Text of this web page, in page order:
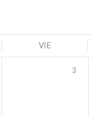
VIE
3